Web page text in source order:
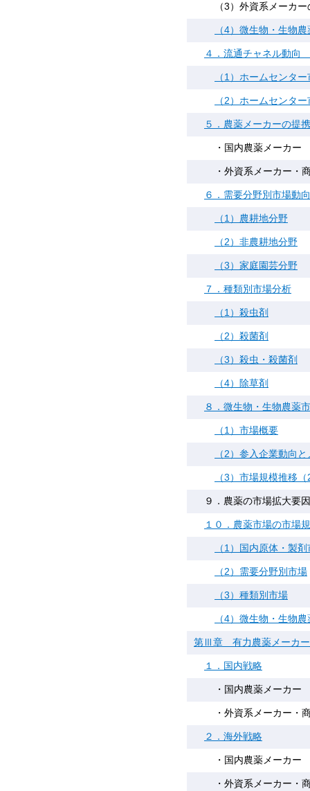
（3）外資系メーカ
（4）微生物・生物
４．流通チャネル動向
（1）ホームセンタ
（2）ホームセンタ
５．農薬メーカーの提
・国内農薬メーカー
・外資系メーカー・
６．需要分野別市場動向
（1）農耕地分野
（2）非農耕地分野
（3）家庭園芸分野
７．種類別市場分析
（1）殺虫剤
（2）殺菌剤
（3）殺虫・殺菌剤
（4）除草剤
８．微生物・生物農薬
（1）市場概要
（2）参入企業動向
（3）市場規模推移
９．農薬の市場拡大要
１０．農薬市場の市場
（1）国内原体・製剤
（2）需要分野別市場
（3）種類別市場
（4）微生物・生物
第Ⅲ章 有力農薬メーカー
１．国内戦略
・国内農薬メーカー
・外資系メーカー・
２．海外戦略
・国内農薬メーカー
・外資系メーカー・